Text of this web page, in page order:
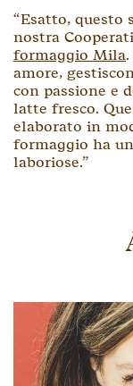
“Esatto, questo
nostra
formaggio Mila
amore,
con passione e
latte fresco.
elaborato in
formaggio ha
laboriose.”